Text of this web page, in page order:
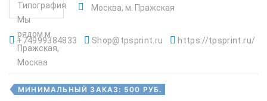
Москва, м. Пражская
+74999384833 Shop@tpsprint.ru https://tpsprint.ru/
МИНИМАЛЬНЫЙ ЗАКАЗ: 500 РУБ.